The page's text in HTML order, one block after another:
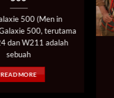
500 (Men in
500, terutama
dan W211 adalah
sebuah
READ MORE